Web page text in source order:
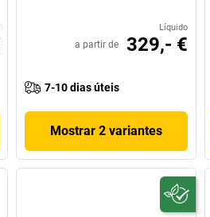
Líquido
a partir de 329,- €
7-10 dias úteis
Mostrar 2 variantes